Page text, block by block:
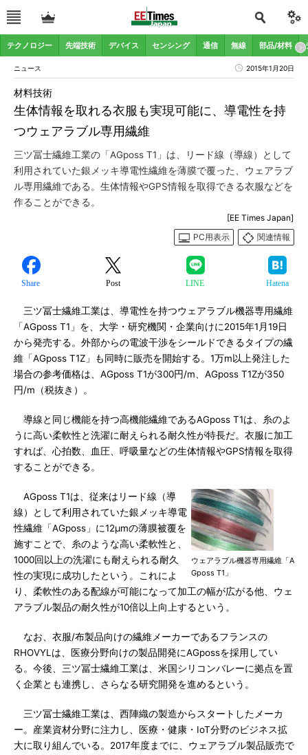
テクノロジー 先端技術 デバイス センシング 通信 無線 部品/材料
ニュース 2015年1月20日
生体情報を取れる衣服も実現可能に、導電性を持
つウェアラブル専用繊維
材料技術
三ツ冨士繊維工業の「AGposs T1」は、リード線（導線）として
利用されていた銀メッキ導電性繊維を薄膜で覆った、ウェアラブ
ル専用繊維である。生体情報やGPS情報を取得できる衣服などを
作ることができる。
[EE Times Japan]
PC用表示
関連情報
Share Post LINE Hatena
三ツ冨士繊維工業は、導電性を持つウェアラブル機器専用繊維
「AGposs T1」を、大学・研究機関・企業向けに2015年1月19日
から発売する。外部からの電波干渉をシールドできるタイプの繊
維「AGposs T1Z」も同時に販売を開始する。1万m以上発注した
場合の参考価格は、AGposs T1が300円/m、AGposs T1Zが350
円/m（税抜き）。
導線と同じ機能を持つ高機能繊維であるAGposs T1は、糸のよ
うに高い柔軟性と洗濯に耐えられる耐久性が特長だ。衣服に加工
すれば、心拍数、血圧、呼吸量などの生体情報やGPS情報を取得
することができる。
ウェアラブル機器専用繊維「A
Gposs T1」
AGposs T1は、従来はリード線（導
線）として利用されていた銀メッキ導電
性繊維「AGposs」に12μmの薄膜被覆を
施すことで、糸のような高い柔軟性と、
1000回以上の洗濯にも耐えられる耐久
性の実現に成功したという。これによ
り、柔軟性のある配線が可能になって加工の幅が広がる他、ウェ
アラブル製品の耐久性が10倍以上向上するという。
なお、衣服/布製品向けの繊維メーカーであるフランスの
RHOVYLは、医療分野向けの製品開発にAGpossを採用してい
る。今後、三ツ冨士繊維工業は、米国シリコンバレーに拠点を置
く企業とも連携し、さらなる研究開発を進めるという。
三ツ冨士繊維工業は、西陣織の製造からスタートしたメーカ
ー。産業資材分野に注力し、医療・健康・IoT分野のビジネス拡
大に取り組んでいる。2017年度までに、ウェアラブル製品販売で